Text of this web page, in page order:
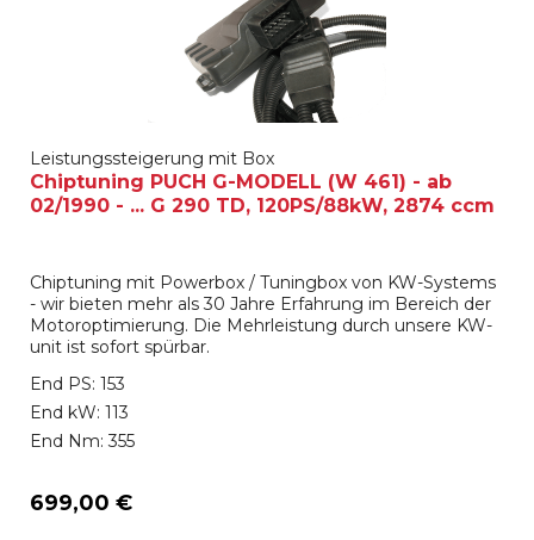
Leistungssteigerung mit Box
Chiptuning PUCH G-MODELL (W 461) - ab
02/1990 - ... G 290 TD, 120PS/88kW, 2874 ccm
Chiptuning mit Powerbox / Tuningbox von KW-Systems
- wir bieten mehr als 30 Jahre Erfahrung im Bereich der
Motoroptimierung. Die Mehrleistung durch unsere KW-
unit ist sofort spürbar.
End PS: 153
End kW: 113
End Nm: 355
699,00 €